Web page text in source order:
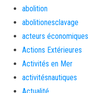
abolition
abolitionesclavage
acteurs économiques
Actions Extérieures
Activités en Mer
activitésnautiques